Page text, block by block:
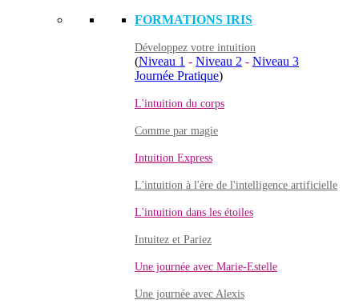
FORMATIONS IRIS
Développez votre intuition
(Niveau 1 - Niveau 2 - Niveau 3
Journée Pratique)
L'intuition du corps
Comme par magie
Intuition Express
L'intuition à l'ère de l'intelligence artificielle
L'intuition dans les étoiles
Intuitez et Pariez
Une journée avec Marie-Estelle
Une journée avec Alexis